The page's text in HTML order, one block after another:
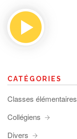
CATÉGORIES
Classes élémentaires
Collégiens
Divers